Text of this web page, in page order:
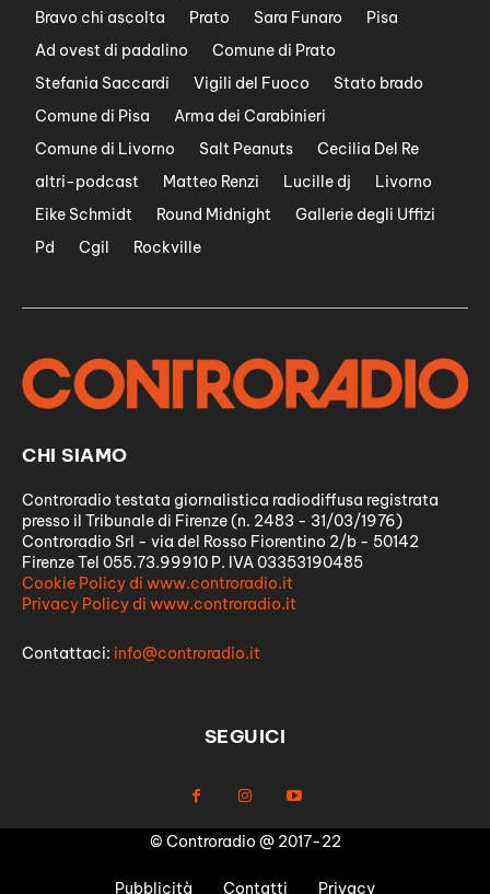
Bravo chi ascolta
Prato Sara Funaro
Pisa
Ad ovest di padalino
Comune di Prato
Stefania Saccardi
Vigili del Fuoco
Stato brado
Comune di Pisa
Arma dei Carabinieri
Comune di Livorno
Salt Peanuts
Cecilia Del Re
altri-podcast
Matteo Renzi Lucille dj
Livorno
Eike Schmidt
Round Midnight
Gallerie degli Uffizi
Pd
Cgil Rockville
CHI SIAMO
Controradio testata giornalistica radiodiffusa registrata
presso il Tribunale di Firenze (n. 2483 - 31/03/1976)
Controradio Srl - via del Rosso Fiorentino 2/b - 50142
Firenze Tel 055.73.99910 P. IVA 03353190485
Cookie Policy di www.controradio.it
Privacy Policy di www.controradio.it
Contattaci: info@controradio.it
SEGUICI
© Controradio @ 2017-22
Pubblicità Contatti Privacy